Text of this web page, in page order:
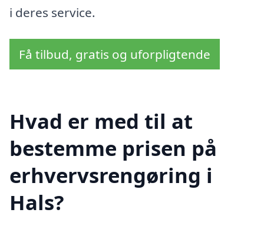
i deres service.
Få tilbud, gratis og uforpligtende
Hvad er med til at
bestemme prisen på
erhvervsrengøring i
Hals?